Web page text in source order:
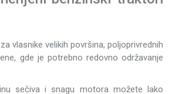
vlasnike velikih površina, poljoprivrednih
gde je potrebno redovno održavanje
sečiva i snagu motora možete lako